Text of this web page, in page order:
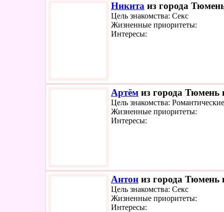
Никита из города
Цель знакомства: Секс
Жизненные приоритеты:
Интересы:
Артём из города Тюмень
Цель знакомства:
Жизненные приоритеты:
Интересы:
Антон из города Тюмень
Цель знакомства: Секс
Жизненные приоритеты:
Интересы: